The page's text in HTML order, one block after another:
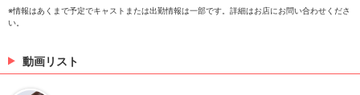
※情報はあくまで予定でキャストまたは出勤情報は一部です。詳細はお店にお問い合わせくださ
い。
動画リスト